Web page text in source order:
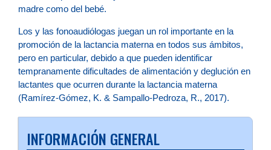
madre como del bebé.
Los y las fonoaudiólogas juegan un rol importante en la
promoción de la lactancia materna en todos sus ámbitos,
pero en particular, debido a que pueden identificar
tempranamente dificultades de alimentación y deglución en
lactantes que ocurren durante la lactancia materna
(Ramírez-Gómez, K. & Sampallo-Pedroza, R., 2017).
INFORMACIÓN GENERAL